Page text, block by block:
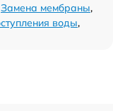
Замена мембраны,
воды,